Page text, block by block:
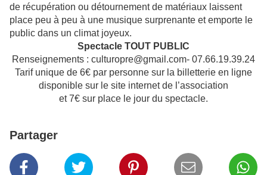
de récupération ou détournement de matériaux laissent
place peu à peu à une musique surprenante et emporte le
public dans un climat joyeux.
Spectacle TOUT PUBLIC
Renseignements : culturopre@gmail.com- 07.66.19.39.24
Tarif unique de 6€ par personne sur la billetterie en ligne
disponible sur le site internet de l’association
et 7€ sur place le jour du spectacle.
Partager